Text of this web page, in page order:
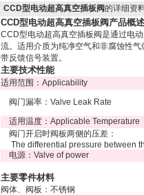
CCD型电动超高真空插板阀的详细资
CCD型电动超高真空插板阀产品概述
CCD型电动超高真空插板阀是通过电
流。适用介质为纯净空气和非腐蚀性气
带反馈信号装置。
主要技术性能
适用范围：Applicability
阀门漏率：Valve Leak Rate
适用温度：Applicable Temperature
阀门开启时阀板两侧的压差：
The differential pressure between
电源：Valve of power
主要零件材料
阀体、阀板：不锈钢